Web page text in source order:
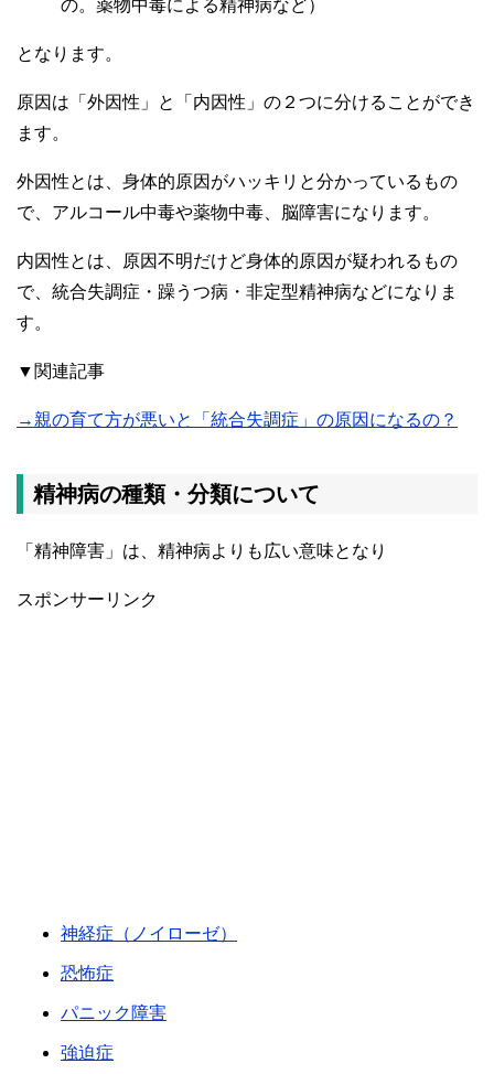
の。薬物中毒による精神病など）
となります。
原因は「外因性」と「内因性」の２つに分けることができ
ます。
外因性とは、身体的原因がハッキリと分かっているもの
で、アルコール中毒や薬物中毒、脳障害になります。
内因性とは、原因不明だけど身体的原因が疑われるもの
で、統合失調症・躁うつ病・非定型精神病などになりま
す。
▼関連記事
→親の育て方が悪いと「統合失調症」の原因になるの？
精神病の種類・分類について
「精神障害」は、精神病よりも広い意味となり
スポンサーリンク
神経症（ノイローゼ）
恐怖症
パニック障害
強迫症